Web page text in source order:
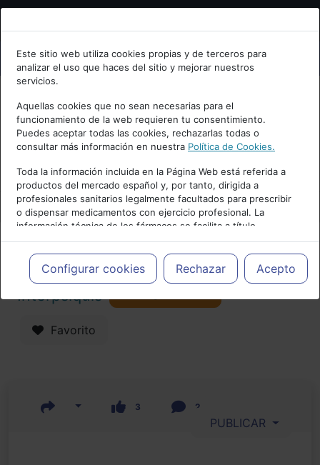
Bienvenid@ a psiquiatria.com
Escribe tu Email
Accede o regístrate con tu email.
Cancelar
Este sitio web utiliza cookies propias y de terceros para
analizar el uso que haces del sitio y mejorar nuestros
servicios.
Aquellas cookies que no sean necesarias para el
funcionamiento de la web requieren tu consentimiento.
Puedes aceptar todas las cookies, rechazarlas todas o
consultar más información en nuestra Política de Cookies.
Toda la información incluida en la Página Web está referida a
productos del mercado español y, por tanto, dirigida a
profesionales sanitarios legalmente facultados para prescribir
o dispensar medicamentos con ejercicio profesional. La
información técnica de los fármacos se facilita a título
meramente informativo, siendo responsabilidad de los
profesionales facultados prescribir medicamentos y decidir, en
cada caso concreto, el tratamiento más adecuado a las
necesidades del paciente.
Configurar cookies Rechazar Acepto
Actualidad y Artículos|Congreso
Interpsiquis
Favorito
3 2
PUBLICAR